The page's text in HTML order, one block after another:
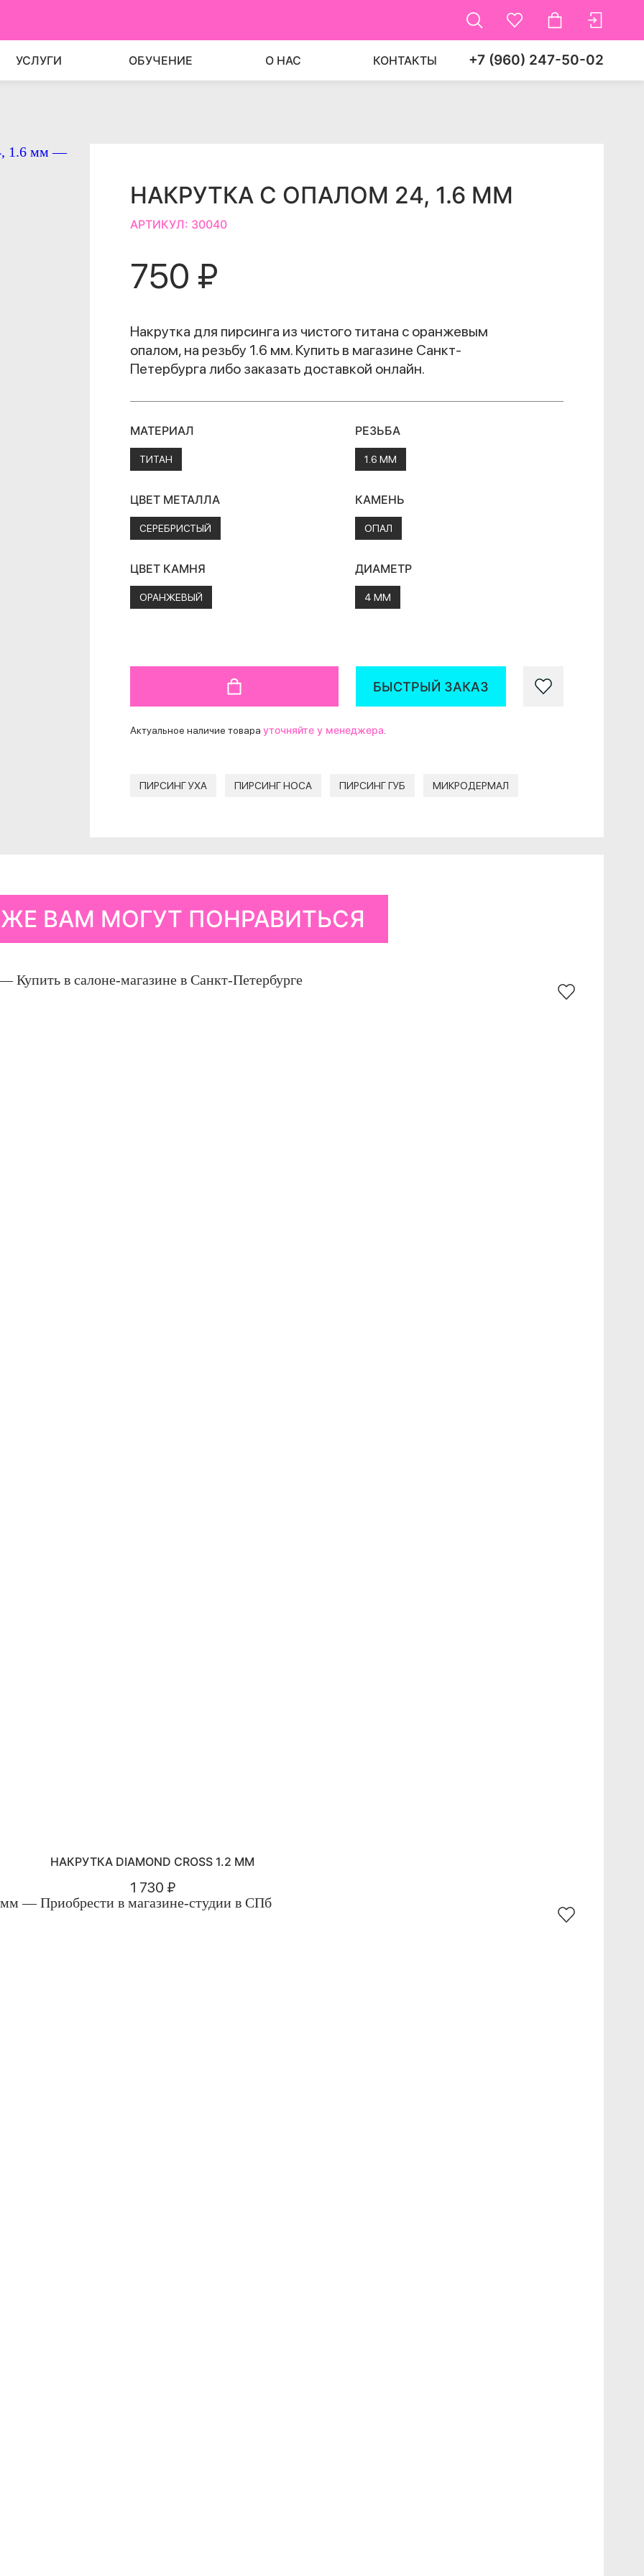
УСЛУГИ ОБУЧЕНИЕ О НАС КОНТАКТЫ +7 (960) 247-50-02
НАКРУТКА С ОПАЛОМ 24, 1.6 ММ
АРТИКУЛ: 30040
750 ₽
Накрутка для пирсинга из чистого титана с оранжевым
опалом, на резьбу 1.6 мм. Купить в магазине Санкт-
Петербурга либо заказать доставкой онлайн.
МАТЕРИАЛ
ТИТАН
РЕЗЬБА
1.6 ММ
ЦВЕТ МЕТАЛЛА
СЕРЕБРИСТЫЙ
КАМЕНЬ
ОПАЛ
ЦВЕТ КАМНЯ
ОРАНЖЕВЫЙ
ДИАМЕТР
4 ММ
ДОБАВИТЬ В КОРЗИНУ
БЫСТРЫЙ ЗАКАЗ
Актуальное наличие товара уточняйте у менеджера
ПИРСИНГ УХА ПИРСИНГ НОСА ПИРСИНГ ГУБ МИКРОДЕРМАЛ
ВАМ МОГУТ ПОНРАВИТЬСЯ
НАКРУТКА DIAMOND CROSS 1.2 ММ
1 730 ₽